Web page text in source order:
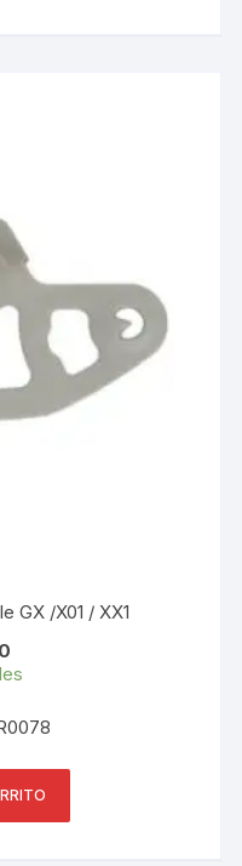
GX /X01 / XX1